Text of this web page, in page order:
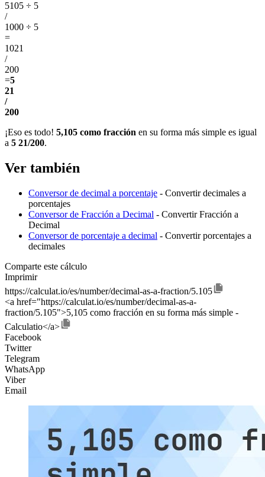
5105 ÷ 5
/
1000 ÷ 5
=
1021
/
200
=5
21
/
200
¡Eso es todo! 5,105 como fracción en su forma más simple es igual
a 5 21/200.
Ver también
Conversor de decimal a porcentaje - Convertir decimales a
porcentajes
Conversor de Fracción a Decimal - Convertir Fracción a
Decimal
Conversor de porcentaje a decimal - Convertir porcentajes a
decimales
Comparte este cálculo
Imprimir
https://calculat.io/es/number/decimal-as-a-fraction/5.105
<a href="https://calculat.io/es/number/decimal-as-a-
fraction/5.105">5,105 como fracción en su forma más simple -
Calculatio</a>
Facebook
Twitter
Telegram
WhatsApp
Viber
Email